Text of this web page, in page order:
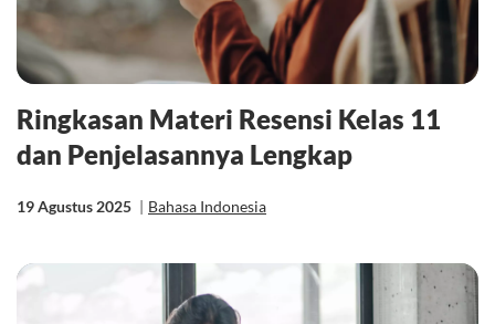
Ringkasan Materi Resensi Kelas 11
dan Penjelasannya Lengkap
19 Agustus 2025 | Bahasa Indonesia